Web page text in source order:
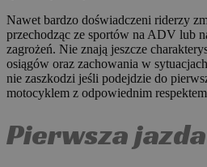
Nawet bardzo doświadczeni riderzy
przechodząc ze sportów na ADV lub
zagrożeń. Nie znają jeszcze
osiągów oraz zachowania w
nie zaszkodzi jeśli podejdzie do
motocyklem z odpowiednim
Pierwsza